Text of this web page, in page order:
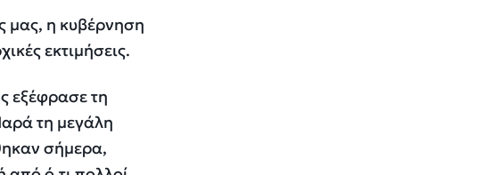
μας, η κυβέρνηση
εκτιμήσεις.
εξέφρασε τη
τη μεγάλη
σήμερα,